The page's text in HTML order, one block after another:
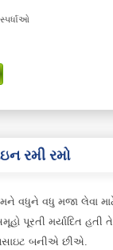
રમી રમો
વધુને વધુ મજા લેવા
પૂરતી મર્યાદિત
બનીએ છીએ.